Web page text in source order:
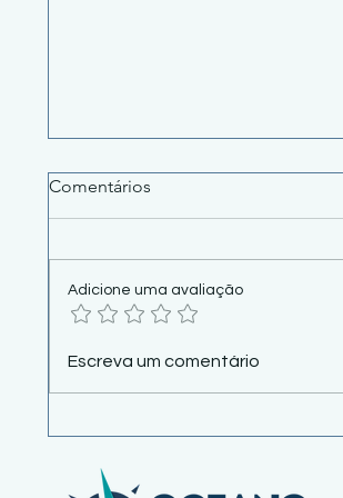
Cosit 61/2026 reforma
Comentários
Adicione uma avaliação
Escreva um comentário